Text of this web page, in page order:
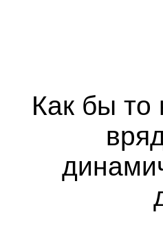
Как бы то